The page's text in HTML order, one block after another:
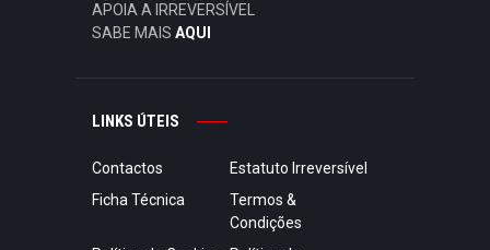
APOIA A IRREVERSÍVEL
SABE MAIS AQUI
LINKS ÚTEIS
Contactos
Estatuto Irreversível
Ficha Técnica
Termos &
Condições